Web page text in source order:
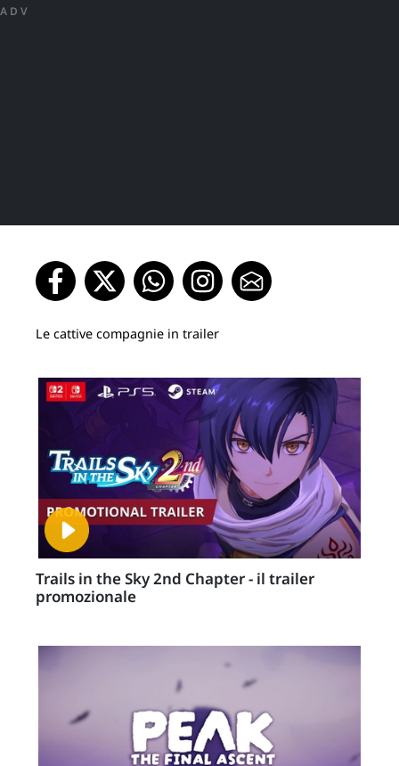
ADV
Le cattive compagnie in trailer
Trails in the Sky 2nd Chapter - il trailer
promozionale